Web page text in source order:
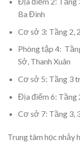
Ba Đình
Cơ sở 3: Tầng 2,
Phòng tập 4:
Sở, Thanh Xuân
Cơ sở 5: Tầng 3
Địa điểm 6: Tầng
Cơ sở 7: Tầng 3,
Trung tâm học nhảy